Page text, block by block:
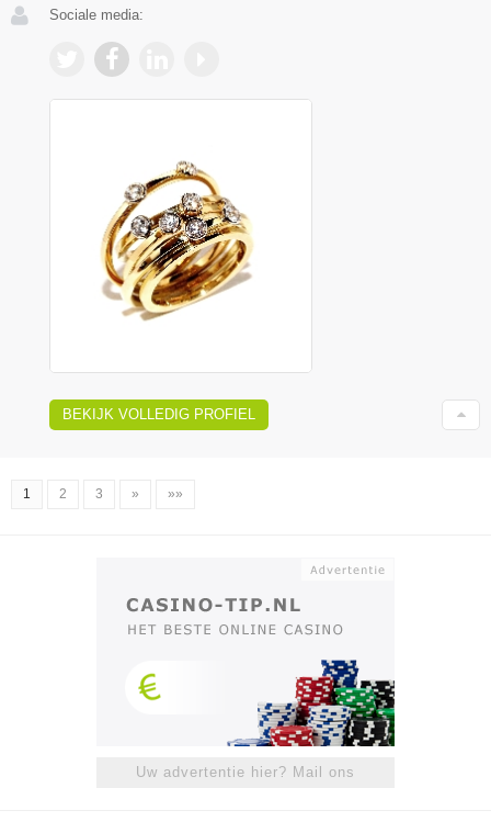
Sociale media:
BEKIJK VOLLEDIG PROFIEL
1 2 3 » »»
Uw advertentie hier? Mail ons